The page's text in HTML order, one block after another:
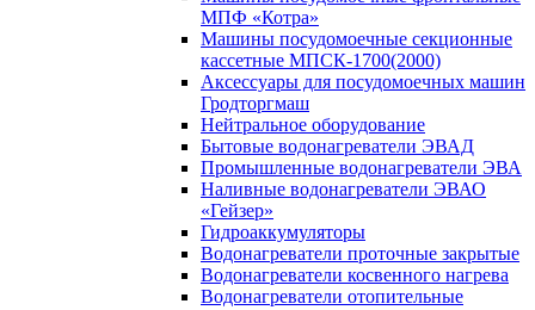
МПФ «Котра»
Машины посудомоечные секционные
кассетные МПСК-1700(2000)
Аксессуары для посудомоечных машин
Гродторгмаш
Нейтральное оборудование
Бытовые водонагреватели ЭВАД
Промышленные водонагреватели ЭВА
Наливные водонагреватели ЭВАО
«Гейзер»
Гидроаккумуляторы
Водонагреватели проточные закрытые
Водонагреватели косвенного нагрева
Водонагреватели отопительные